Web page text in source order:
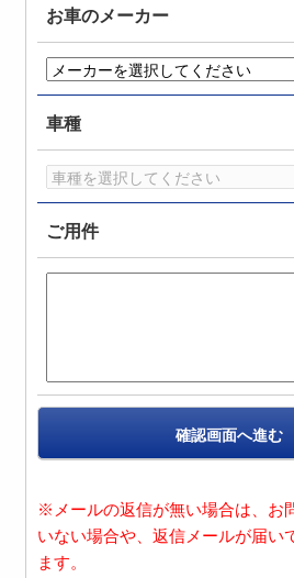
お車のメーカー
車種
ご用件
確認画面へ進む
※メールの返信が無い場合は、お
いない場合や、返信メールが届い
ます。